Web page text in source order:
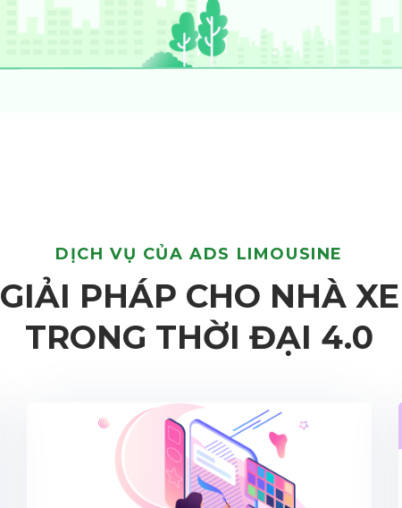
DỊCH VỤ CỦA ADS LIMOUSINE
GIẢI PHÁP CHO NHÀ XE
TRONG THỜI ĐẠI 4.0